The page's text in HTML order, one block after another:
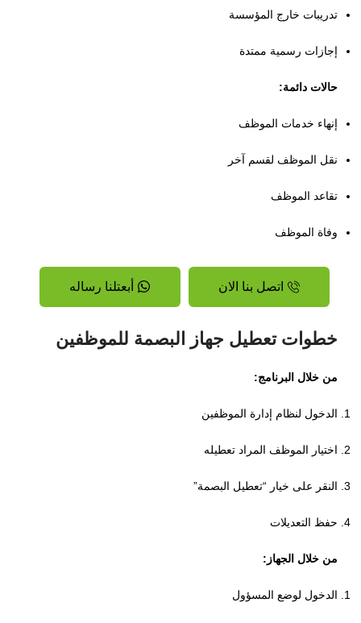
تدريبات خارج المؤسسة
إجازات رسمية ممتدة
حالات دائمة:
إنهاء خدمات الموظف
نقل الموظف لقسم آخر
تقاعد الموظف
وفاة الموظف
اتصل بنا الان أبعتلنا رساله
خطوات تعطيل جهاز البصمة للموظفين
من خلال البرنامج:
الدخول لنظام إدارة الموظفين
اختيار الموظف المراد تعطيله
النقر على خيار “تعطيل البصمة”
حفظ التعديلات
من خلال الجهاز:
الدخول لوضع المسؤول